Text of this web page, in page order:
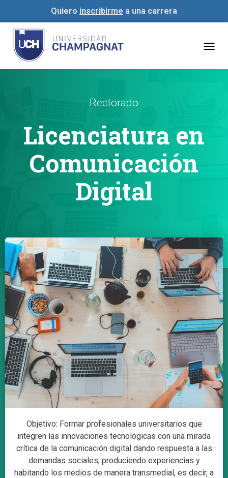
Quiero inscribirme a una carrera
Rectorado
Licenciatura en
Comunicación
Digital
Objetivo: Formar profesionales universitarios que
integren las innovaciones tecnológicas con una mirada
crítica de la comunicación digital dando respuesta a las
demandas sociales, produciendo experiencias y
habitando los medios de manera transmedial, es decir, a